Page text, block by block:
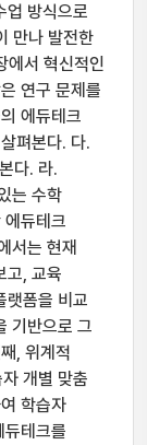
업 방식으로
만나 발전한
서 혁신적인
연구 문제를
에듀테크
펴본다. 다.
다. 라.
는 수학
듀테크
서는 현재
고, 교육
랫폼을 비교
기반으로 그
, 위계적
개별 맞춤
학습자
테크를